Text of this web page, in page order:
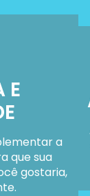
E
a
que sua
gostaria,